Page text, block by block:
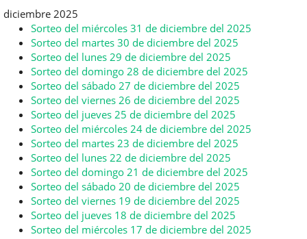
diciembre 2025
Sorteo del miércoles 31 de diciembre del 2025
Sorteo del martes 30 de diciembre del 2025
Sorteo del lunes 29 de diciembre del 2025
Sorteo del domingo 28 de diciembre del 2025
Sorteo del sábado 27 de diciembre del 2025
Sorteo del viernes 26 de diciembre del 2025
Sorteo del jueves 25 de diciembre del 2025
Sorteo del miércoles 24 de diciembre del 2025
Sorteo del martes 23 de diciembre del 2025
Sorteo del lunes 22 de diciembre del 2025
Sorteo del domingo 21 de diciembre del 2025
Sorteo del sábado 20 de diciembre del 2025
Sorteo del viernes 19 de diciembre del 2025
Sorteo del jueves 18 de diciembre del 2025
Sorteo del miércoles 17 de diciembre del 2025